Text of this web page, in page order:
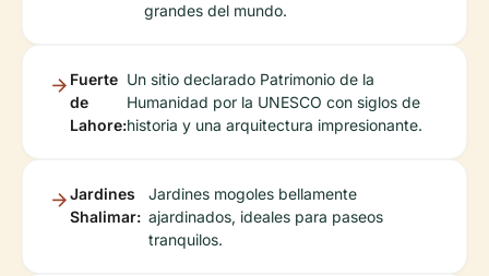
grandes del mundo.
Fuerte
de
Lahore:
Un sitio declarado Patrimonio de la
Humanidad por la UNESCO con siglos de
historia y una arquitectura impresionante.
Jardines
Shalimar:
Jardines mogoles bellamente
ajardinados, ideales para paseos
tranquilos.